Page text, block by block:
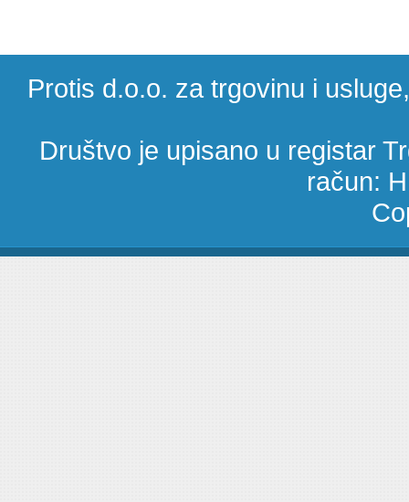
Protis d.o.o. za trgovinu i
Društvo je upisano u registar
račun: